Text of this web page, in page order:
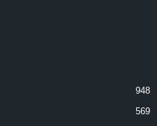
948
569